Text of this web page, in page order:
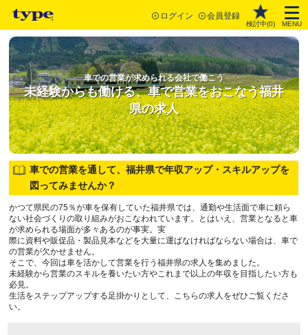
ログイン 会員登録
検討中(0) MENU
車での営業が求められる会社で働こう
未経験からも働ける、車で営業をおこなう福井
県の求人
車での営業を通して、福井県で年収アップ・スキルアップを
図ってみませんか？
かつて県民の75％が車を保有していた福井県では、通勤や生活面で車に頼ら
ない社会づくりの取り組みがおこなわれています。とはいえ、営業となると車
が求められる場面が多々あるのが事実。実
際に資料や販促品・製品見本などを大量に運ばなければならない場合は、車で
の営業が欠かせません。
そこで、今回は車を活かして営業を行う福井県の求人を集めました。
未経験から営業のスキルを養いたい方やこれまで以上の年収を目指したい方も
必見。
生活をステップアップする足掛かりとして、こちらの求人をぜひご覧くださ
い。